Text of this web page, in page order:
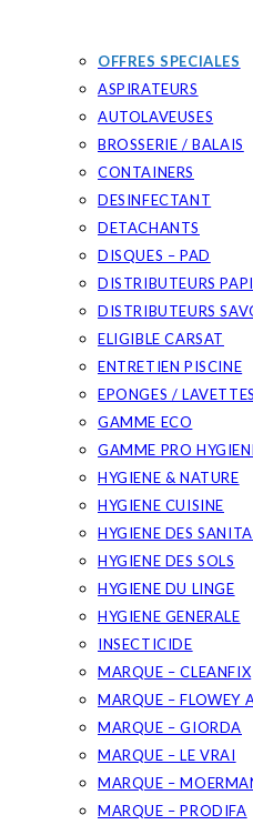
OFFRES SPECIALES
ASPIRATEURS
AUTOLAVEUSES
BROSSERIE / BALAIS
CONTAINERS
DESINFECTANT
DETACHANTS
DISQUES – PAD
DISTRIBUTEURS
DISTRIBUTEURS
ELIGIBLE CARSAT
ENTRETIEN PISCINE
EPONGES / LAVETTES
GAMME ECO
GAMME PRO
HYGIENE & NATURE
HYGIENE CUISINE
HYGIENE DES
HYGIENE DES SOLS
HYGIENE DU LINGE
HYGIENE GENERALE
INSECTICIDE
MARQUE – CLEANFIX
MARQUE – FLOWEY
MARQUE – GIORDA
MARQUE – LE VRAI
MARQUE –
MARQUE – PRODIFA